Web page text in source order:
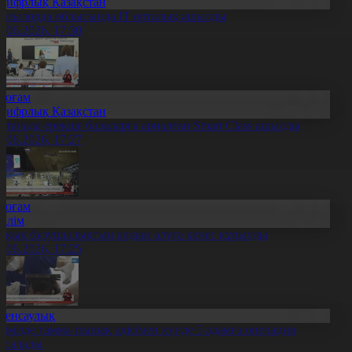
облысында ІТ орталық ашылды
17:30
Қазақстан
ерекше балаларға арналған Smart Class ашылды
17:27
бұзушылықтың алдын алуға кеңес құрылды
17:25
гамма-пышақ әдісімен күнде 5 адамға операция